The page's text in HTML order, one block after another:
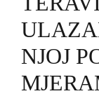
NJOJ